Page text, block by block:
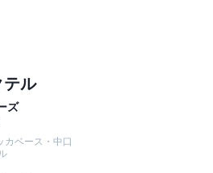
テル
ズ
カベース・中口